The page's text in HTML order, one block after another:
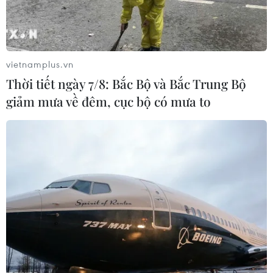
Thành phố Hồ Chí Minh kiểm soát tốt bệnh não
mô cầu và COVID-19
vietnamplus.vn
Thời tiết ngày 7/8: Bắc Bộ và Bắc Trung Bộ
giảm mưa về đêm, cục bộ có mưa to